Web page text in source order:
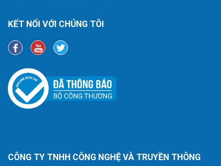
KẾT NỐI VỚI CHÚNG TÔI
CÔNG TY TNHH CÔNG NGHỆ VÀ TRUYỀN THÔNG